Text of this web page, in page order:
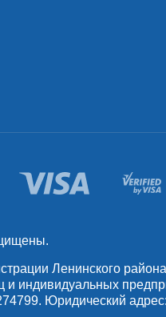
Ленинского
и индивидуальных
Юридический